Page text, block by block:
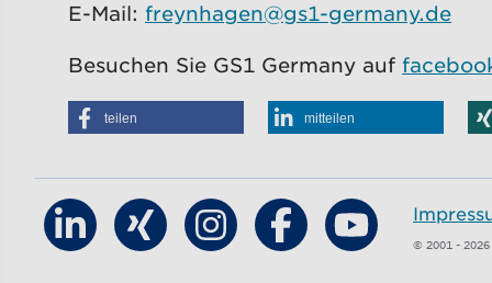
E-Mail: freynhagen@gs1-germany.de
Besuchen Sie GS1 Germany auf
teilen mitteilen
Finde GS1 Germany auf LinkedIn
Finde GS1 Germany auf Xing
Finde GS1 Germany auf
Finde GS1 Germany
Finde GS1
© 2001 -